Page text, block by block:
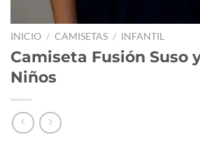
INICIO / CAMISETAS / INFANTIL
Camiseta Fusión Suso
Niños